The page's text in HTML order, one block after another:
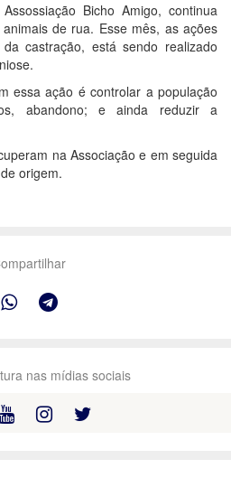
Bicho Amigo, continua
de rua. Esse mês, as ações
castração, está sendo realizado
essa ação é controlar a população
abandono; e ainda reduzir a
na Associação e em seguida
origem.
nas mídias sociais